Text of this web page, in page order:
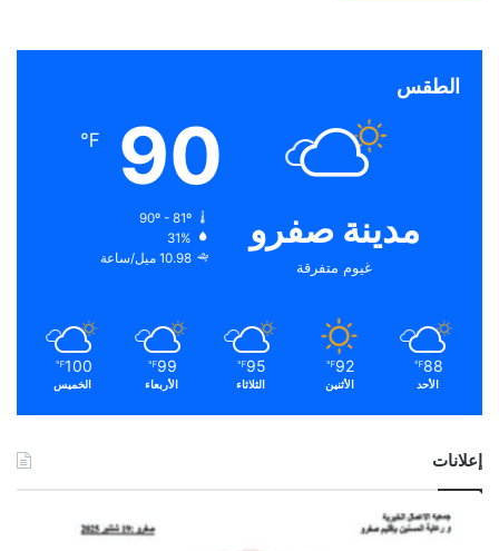
الطقس
مدينة صفرو
غيوم متفرقة
90
℉
90º - 81º
31%
10.98 ميل/ساعة
88
℉
الأحد
92
℉
الأثنين
95
℉
الثلاثاء
99
℉
الأربعاء
100
℉
الخميس
إعلانات